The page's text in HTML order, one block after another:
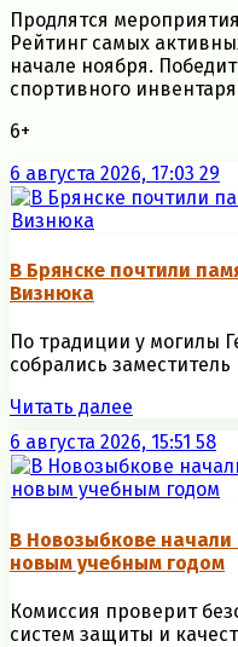
Продлятся
Рейтинг самых
начале ноября.
спортивного
6+
6 августа 2026, 17:03 29
В Брянске почтили
Визнюка
По традиции у могилы
собрались
Читать далее
6 августа 2026, 15:51 58
В Новозыбкове
новым учебным годом
Комиссия проверит
систем защиты и